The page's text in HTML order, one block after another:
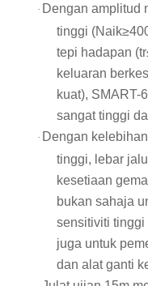
· Dengan amplitud
tinggi (Naik≥
tepi hadapan (tr
keluaran
kuat), SMART-
sangat tinggi
· Dengan
tinggi, lebar
kesetiaan
bukan sahaja
sensitiviti tinggi
juga untuk
dan alat ganti